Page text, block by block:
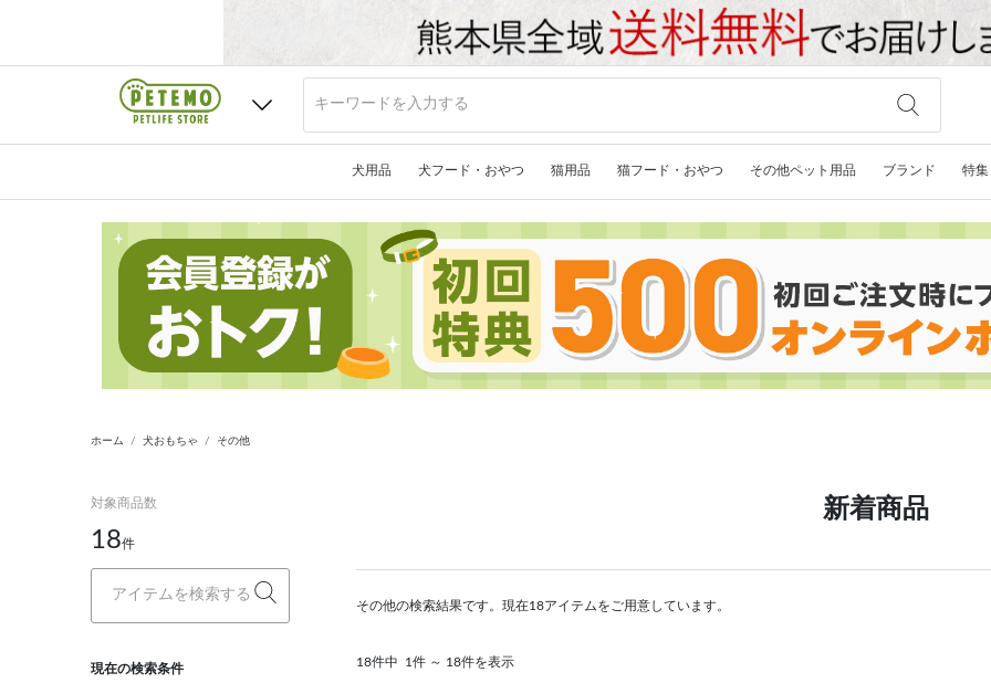
犬用品 犬フード・おやつ 猫用品 猫フード・おやつ その他ペット用品 ブランド 特集
ホーム 犬おもちゃ その他
対象商品数
18件
現在の検索条件
新着商品
その他の検索結果です。現在18アイテムをご用意しています。
18件中 1件 ～ 18件を表示